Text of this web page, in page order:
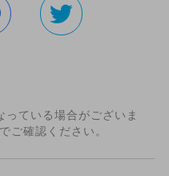
ている場合がございま
ご確認ください。